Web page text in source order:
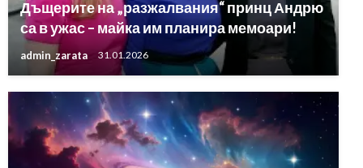
Дъщерите на „разжалвания“ принц Андрю
са в ужас – майка им планира мемоари!
admin_zarata 31.01.2026